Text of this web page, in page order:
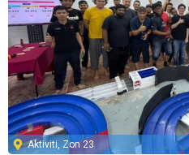
Aktiviti, Zon 23